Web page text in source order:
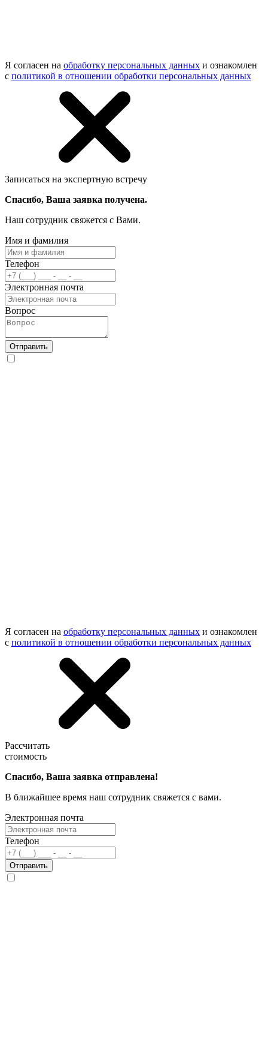
Я согласен на обработку персональных данных и ознакомлен
с политикой в отношении обработки персональных данных
Записаться на экспертную встречу
Спасибо, Ваша заявка получена.
Наш сотрудник свяжется с Вами.
Имя и фамилия
Телефон
Электронная почта
Вопрос
Отправить
Я согласен на обработку персональных данных и ознакомлен
с политикой в отношении обработки персональных данных
Рассчитать
стоимость
Спасибо, Ваша заявка отправлена!
В ближайшее время наш сотрудник свяжется с вами.
Электронная почта
Телефон
Отправить